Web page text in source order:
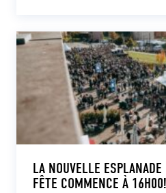
LA NOUVELLE
FÊTE COMMENCE À 16H00!